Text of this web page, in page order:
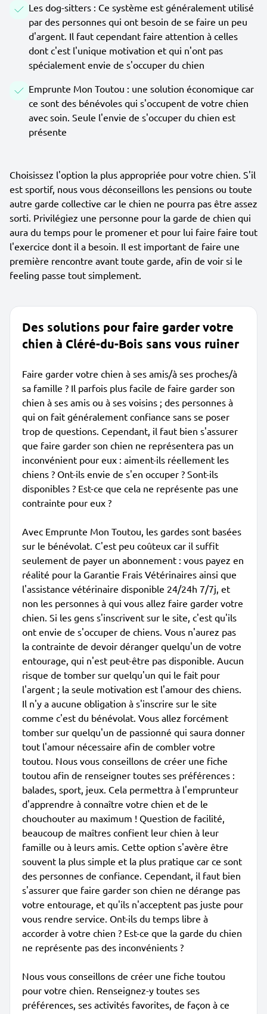
Les dog-sitters : Ce système est généralement utilisé
par des personnes qui ont besoin de se faire un peu
d'argent. Il faut cependant faire attention à celles
dont c'est l'unique motivation et qui n'ont pas
spécialement envie de s'occuper du chien
Emprunte Mon Toutou : une solution économique car
ce sont des bénévoles qui s'occupent de votre chien
avec soin. Seule l'envie de s'occuper du chien est
présente
Choisissez l'option la plus appropriée pour votre chien. S'il
est sportif, nous vous déconseillons les pensions ou toute
autre garde collective car le chien ne pourra pas être assez
sorti. Privilégiez une personne pour la garde de chien qui
aura du temps pour le promener et pour lui faire faire tout
l'exercice dont il a besoin. Il est important de faire une
première rencontre avant toute garde, afin de voir si le
feeling passe tout simplement.
Des solutions pour faire garder votre
chien à Cléré-du-Bois sans vous ruiner
Faire garder votre chien à ses amis/à ses proches/à
sa famille ? Il parfois plus facile de faire garder son
chien à ses amis ou à ses voisins ; des personnes à
qui on fait généralement confiance sans se poser
trop de questions. Cependant, il faut bien s'assurer
que faire garder son chien ne représentera pas un
inconvénient pour eux : aiment-ils réellement les
chiens ? Ont-ils envie de s'en occuper ? Sont-ils
disponibles ? Est-ce que cela ne représente pas une
contrainte pour eux ?
Avec Emprunte Mon Toutou, les gardes sont basées
sur le bénévolat. C'est peu coûteux car il suffit
seulement de payer un abonnement : vous payez en
réalité pour la Garantie Frais Vétérinaires ainsi que
l'assistance vétérinaire disponible 24/24h 7/7j, et
non les personnes à qui vous allez faire garder votre
chien. Si les gens s'inscrivent sur le site, c'est qu'ils
ont envie de s'occuper de chiens. Vous n'aurez pas
la contrainte de devoir déranger quelqu'un de votre
entourage, qui n'est peut-être pas disponible. Aucun
risque de tomber sur quelqu'un qui le fait pour
l'argent ; la seule motivation est l'amour des chiens.
Il n'y a aucune obligation à s'inscrire sur le site
comme c'est du bénévolat. Vous allez forcément
tomber sur quelqu'un de passionné qui saura donner
tout l'amour nécessaire afin de combler votre
toutou. Nous vous conseillons de créer une fiche
toutou afin de renseigner toutes ses préférences :
balades, sport, jeux. Cela permettra à l'emprunteur
d'apprendre à connaître votre chien et de le
chouchouter au maximum ! Question de facilité,
beaucoup de maîtres confient leur chien à leur
famille ou à leurs amis. Cette option s'avère être
souvent la plus simple et la plus pratique car ce sont
des personnes de confiance. Cependant, il faut bien
s'assurer que faire garder son chien ne dérange pas
votre entourage, et qu'ils n'acceptent pas juste pour
vous rendre service. Ont-ils du temps libre à
accorder à votre chien ? Est-ce que la garde du chien
ne représente pas des inconvénients ?
Nous vous conseillons de créer une fiche toutou
pour votre chien. Renseignez-y toutes ses
préférences, ses activités favorites, de façon à ce